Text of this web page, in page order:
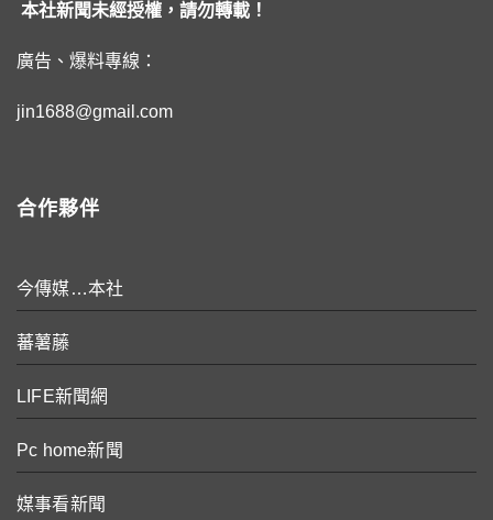
本社新聞未經授權，請勿轉載！
廣告、爆料專線：
jin1688@gmail.com
合作夥伴
今傳媒…本社
蕃薯藤
LIFE新聞網
Pc home新聞
媒事看新聞